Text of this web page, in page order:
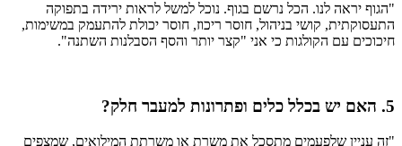
"הגוף יראה לנו. הכל נרשם בגוף. נוכל למשל לראות ירידה בתפוקה
התעסוקתית, קושי בניהול, חוסר ריכוז, חוסר יכולת להתעמק במשימות,
חיכוכים עם הקולגות כי אני "קצר יותר והסף הסבלנות השתנה".
5. האם יש בכלל כלים ופתרונות למעבר חלק?
"זה עניין שלפעמים מתסכל את משרת או משרתת המילואים, שמצפים